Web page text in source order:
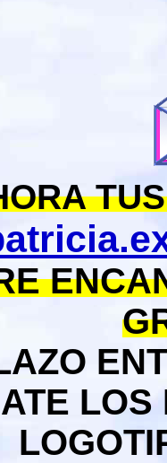
LOS